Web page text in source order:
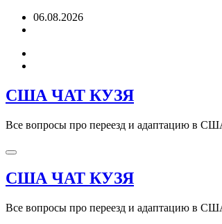
Перейти06.08.2026
США ЧАТ КУЗЯ
Все вопросы про переезд и адаптацию в
США ЧАТ КУЗЯ
Все вопросы про переезд и адаптацию в